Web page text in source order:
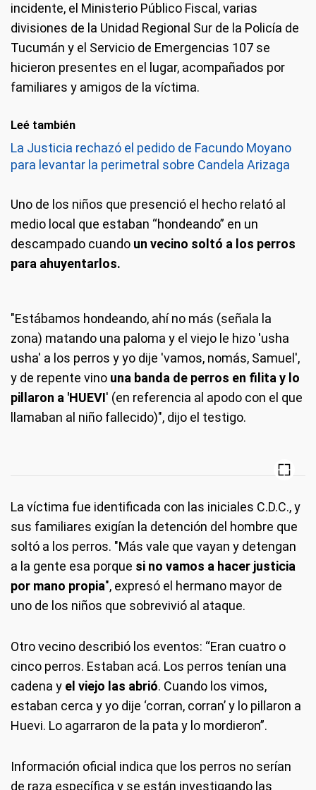
incidente, el Ministerio Público Fiscal, varias
divisiones de la Unidad Regional Sur de la Policía de
Tucumán y el Servicio de Emergencias 107 se
hicieron presentes en el lugar, acompañados por
familiares y amigos de la víctima.
Leé también
La Justicia rechazó el pedido de Facundo Moyano
para levantar la perimetral sobre Candela Arizaga
Uno de los niños que presenció el hecho relató al
medio local que estaban “hondeando” en un
descampado cuando un vecino soltó a los perros
para ahuyentarlos.
"Estábamos hondeando, ahí no más (señala la
zona) matando una paloma y el viejo le hizo 'usha
usha' a los perros y yo dije 'vamos, nomás, Samuel',
y de repente vino una banda de perros en filita y lo
pillaron a 'HUEVI' (en referencia al apodo con el que
llamaban al niño fallecido)", dijo el testigo.
La víctima fue identificada con las iniciales C.D.C., y
sus familiares exigían la detención del hombre que
soltó a los perros. "Más vale que vayan y detengan
a la gente esa porque si no vamos a hacer justicia
por mano propia", expresó el hermano mayor de
uno de los niños que sobrevivió al ataque.
Otro vecino describió los eventos: “Eran cuatro o
cinco perros. Estaban acá. Los perros tenían una
cadena y el viejo las abrió. Cuando los vimos,
estaban cerca y yo dije ‘corran, corran’ y lo pillaron a
Huevi. Lo agarraron de la pata y lo mordieron”.
Información oficial indica que los perros no serían
de raza específica y se están investigando las